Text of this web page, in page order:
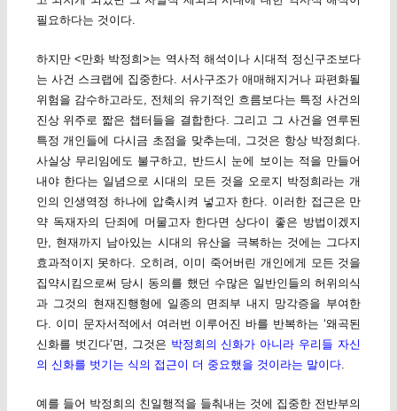
필요하다는 것이다.
하지만 <만화 박정희>는 역사적 해석이나 시대적 정신구조보다
는 사건 스크랩에 집중한다. 서사구조가 애매해지거나 파편화될
위험을 감수하고라도, 전체의 유기적인 흐름보다는 특정 사건의
진상 위주로 짧은 챕터들을 결합한다. 그리고 그 사건을 연루된
특정 개인들에 다시금 초점을 맞추는데, 그것은 항상 박정희다.
사실상 무리임에도 불구하고, 반드시 눈에 보이는 적을 만들어
내야 한다는 일념으로 시대의 모든 것을 오로지 박정희라는 개
인의 인생역정 하나에 압축시켜 넣고자 한다. 이러한 접근은 만
약 독재자의 단죄에 머물고자 한다면 상다이 좋은 방법이겠지
만, 현재까지 남아있는 시대의 유산을 극복하는 것에는 그다지
효과적이지 못하다. 오히려, 이미 죽어버린 개인에게 모든 것을
집약시킴으로써 당시 동의를 했던 수많은 일반인들의 허위의식
과 그것의 현재진행형에 일종의 면죄부 내지 망각증을 부여한
다. 이미 문자서적에서 여러번 이루어진 바를 반복하는 ‘왜곡된
신화를 벗긴다’면, 그것은 박정희의 신화가 아니라 우리들 자신
의 신화를 벗기는 식의 접근이 더 중요했을 것이라는 말이다.
예를 들어 박정희의 친일행적을 들춰내는 것에 집중한 전반부의